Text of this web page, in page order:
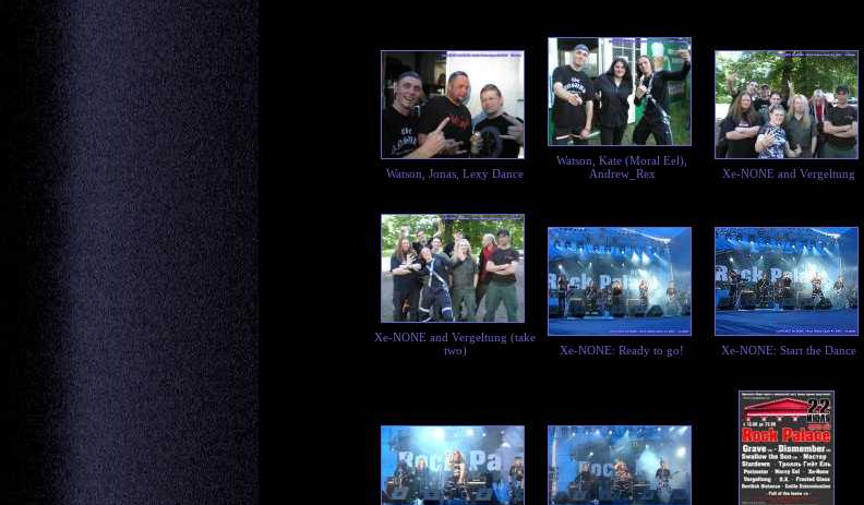
Watson, Jonas, Lexy Dance
Watson, Kate (Moral Eel),
Andrew_Rex
Xe-NONE and Vergeltung
Xe-NONE and Vergeltung (take
two)
Xe-NONE: Ready to go! Xe-NONE: Start the Dance